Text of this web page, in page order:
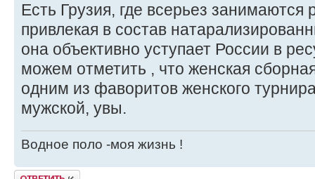
Есть Грузия, где всерьез занимаются
привлекая в состав
она объективно уступает России в
можем отметить , что женская
одним из фаворитов женского
мужской, увы.
Водное поло -моя жизнь !
Ответить